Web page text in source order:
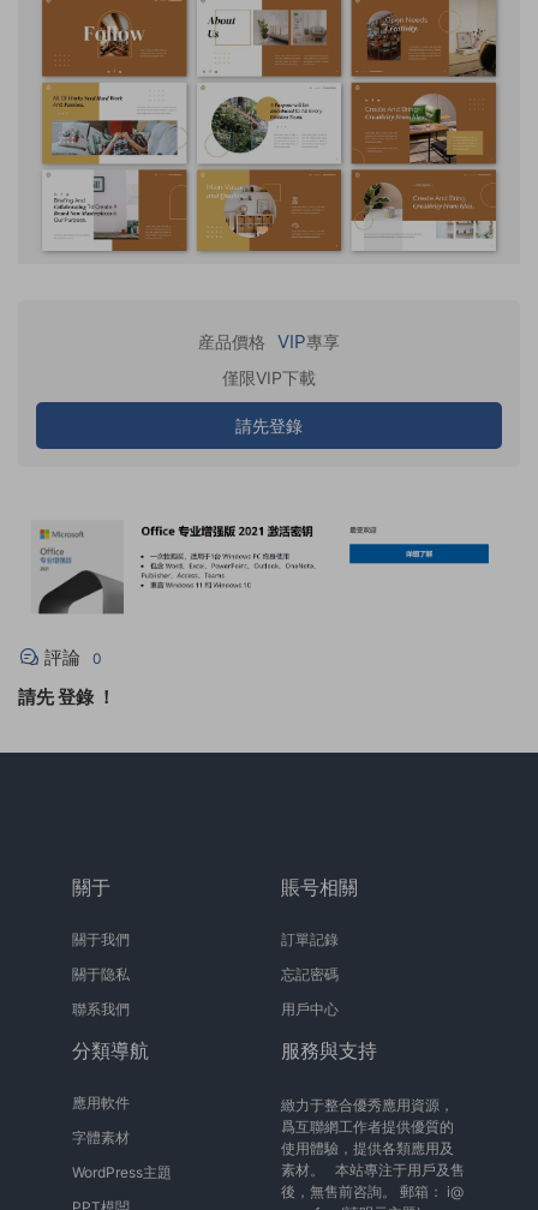
産品價格 VIP專享
僅限VIP下載
請先登錄
評論 0
請先登錄 ！
關于
關于我們
關于隐私
聯系我們
賬号相關
訂單記錄
忘記密碼
用戶中心
分類導航
應用軟件
字體素材
WordPress主題
服務與支持
緻力于整合優秀應用資源，
爲互聯網工作者提供優質的
使用體驗，提供各類應用及
素材。 本站專注于用戶及售
後，無售前咨詢。 郵箱： i@